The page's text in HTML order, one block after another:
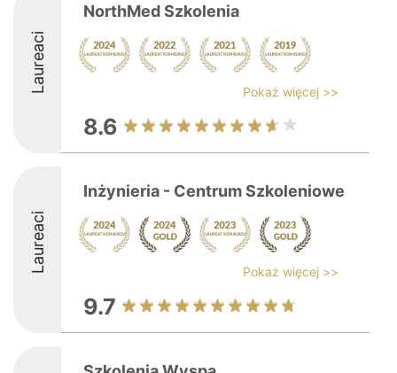
Laureaci
NorthMed Szkolenia
Pokaż więcej >>
8.6
Laureaci
Inżynieria - Centrum Szkoleniowe
Pokaż więcej >>
9.7